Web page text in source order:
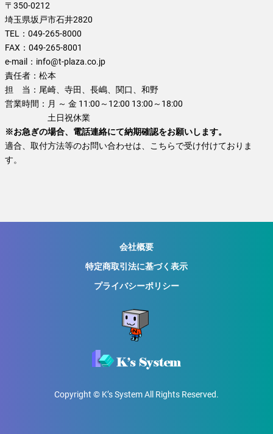
〒350-0212
埼玉県坂戸市石井2820
TEL： 049-265-8000
FAX： 049-265-8001
e-mail： info@t-plaza.co.jp
責任者： 松本
担 当： 尾崎、寺田、長嶋、関口、和野
営業時間： 月 ～ 金 11:00～12:00 13:00～18:00
土日祝休業
※お急ぎの場合、電話連絡にて納期確認をお願いします。
適合、取付方法等のお問い合わせは、こちらで受け付けておりま
す。
会社概要
特定商取引法に基づく表示
プライバシーポリシー
Copyright © K’s System All Rights Reserved.